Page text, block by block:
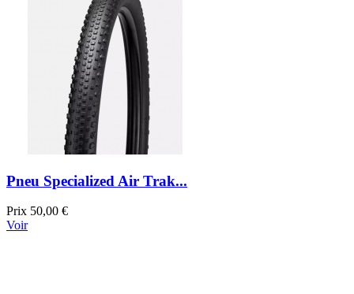
Pneu Specialized Air Trak...
Prix 50,00 €
Voir